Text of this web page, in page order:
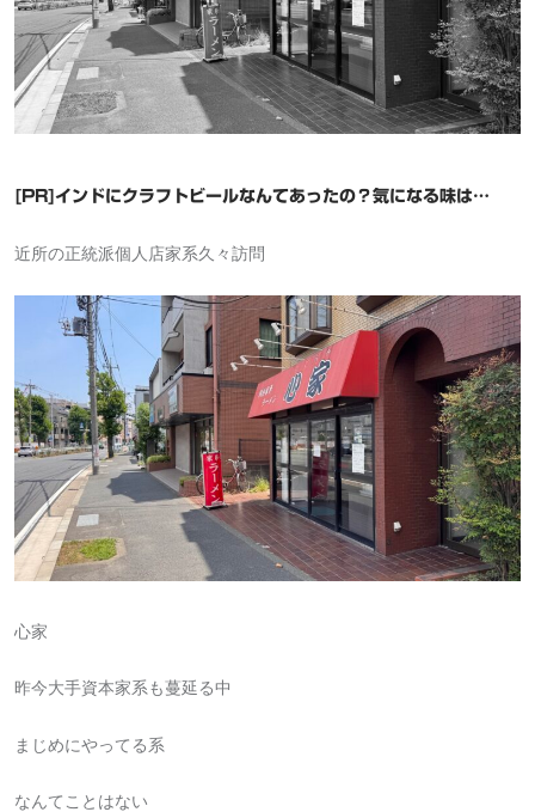
[PR]インドにクラフトビールなんてあったの？気になる味は…
近所の正統派個人店家系久々訪問
心家
昨今大手資本家系も蔓延る中
まじめにやってる系
なんてことはない